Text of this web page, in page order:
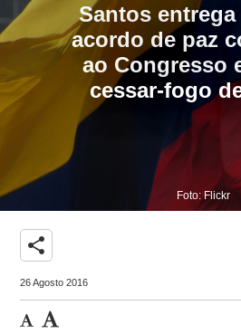
Santos
acordo de paz
ao Congresso
cessar-fogo
Foto: Flickr
share
26 Agosto 2016